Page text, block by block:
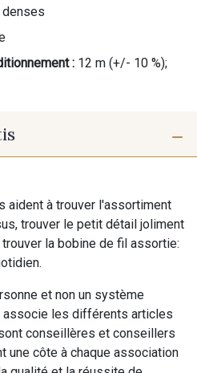
: 12 m (+/- 10 %);
aident à trouver l'assortiment
trouver le petit détail joliment
la bobine de fil assortie:
et non un système
associe les différents articles
conseillères et conseillers
une côte à chaque association